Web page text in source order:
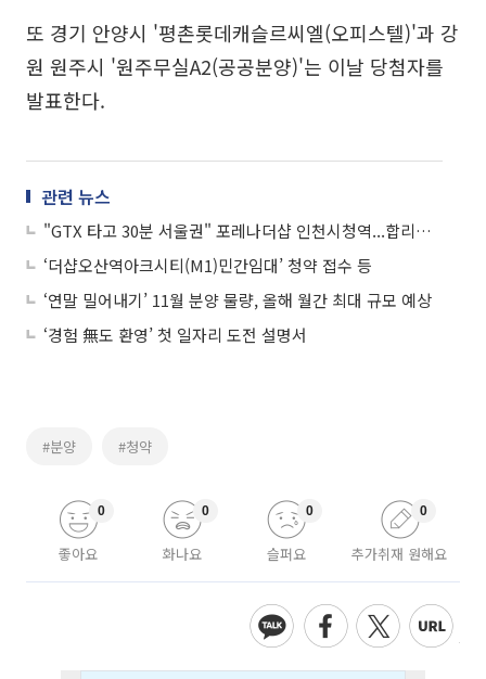
또 경기 안양시 '평촌롯데캐슬르씨엘(오피스텔)'과 강
원 원주시 '원주무실A2(공공분양)'는 이날 당첨자를
발표한다.
관련 뉴스
"GTX 타고 30분 서울권" 포레나더샵 인천시청역...합리적 분양가 책정이 관건
‘더샵오산역아크시티(M1)민간임대’ 청약 접수 등
‘연말 밀어내기’ 11월 분양 물량, 올해 월간 최대 규모 예상
‘경험 無도 환영’ 첫 일자리 도전 설명서
#분양 #청약
좋아요
0
화나요
0
슬퍼요
0
추가취재 원해요
0